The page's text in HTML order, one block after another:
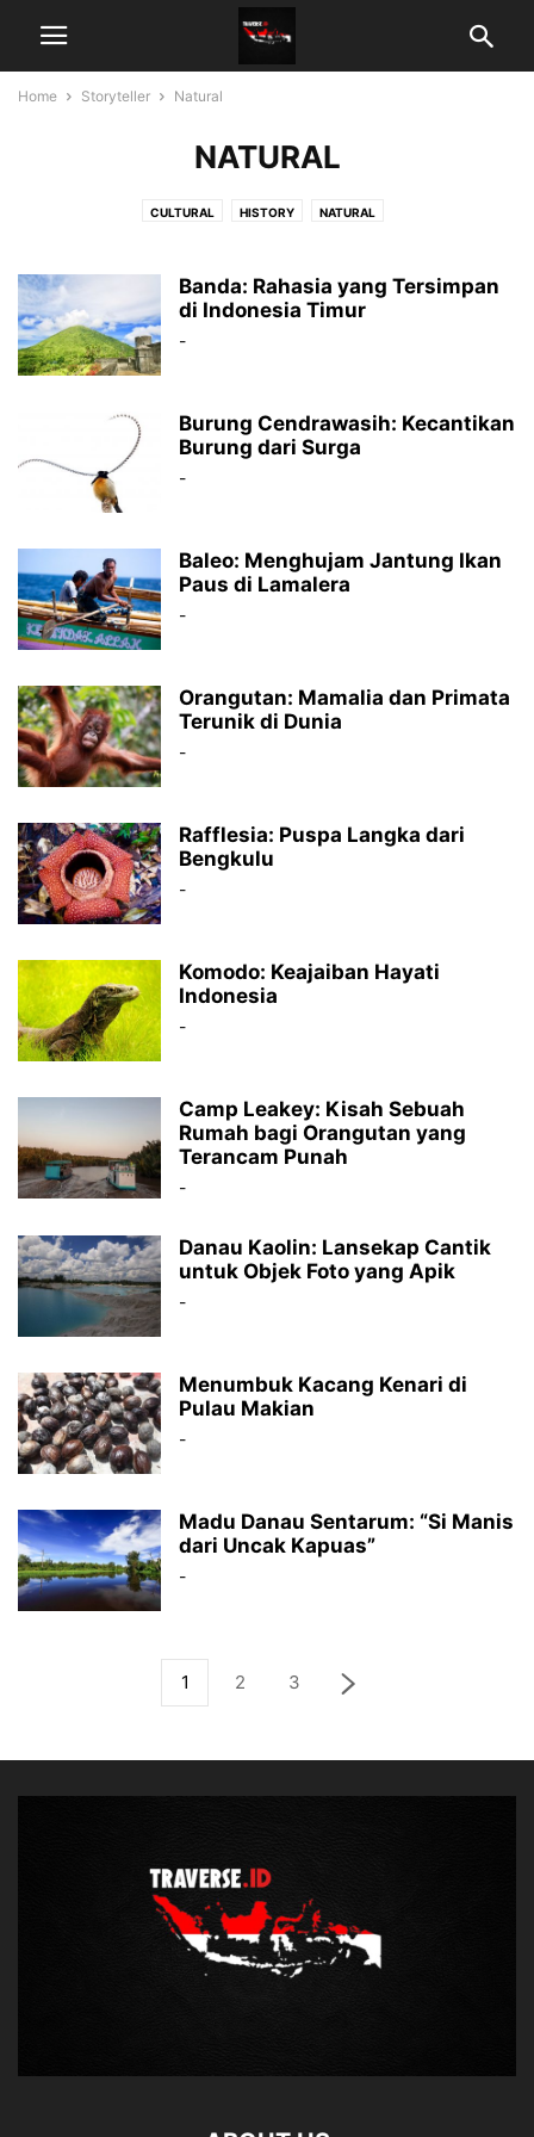
Home Storyteller Natural
NATURAL
CULTURAL HISTORY NATURAL
Banda: Rahasia yang Tersimpan
di Indonesia Timur
-
Burung Cendrawasih: Kecantikan
Burung dari Surga
-
Baleo: Menghujam Jantung Ikan
Paus di Lamalera
-
Orangutan: Mamalia dan Primata
Terunik di Dunia
-
Rafflesia: Puspa Langka dari
Bengkulu
-
Komodo: Keajaiban Hayati
Indonesia
-
Camp Leakey: Kisah Sebuah
Rumah bagi Orangutan yang
Terancam Punah
-
Danau Kaolin: Lansekap Cantik
untuk Objek Foto yang Apik
-
Menumbuk Kacang Kenari di
Pulau Makian
-
Madu Danau Sentarum: “Si Manis
dari Uncak Kapuas”
-
1 2 3